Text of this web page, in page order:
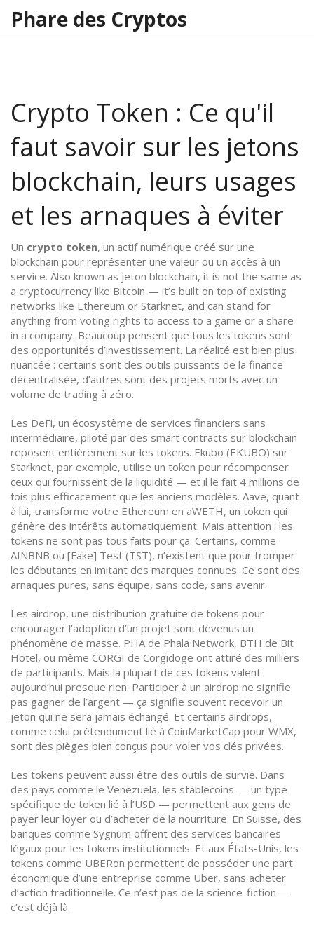
Phare des Cryptos
Crypto Token : Ce qu'il
faut savoir sur les jetons
blockchain, leurs usages
et les arnaques à éviter
Un crypto token, un actif numérique créé sur une
blockchain pour représenter une valeur ou un accès à un
service. Also known as jeton blockchain, it is not the same as
a cryptocurrency like Bitcoin — it’s built on top of existing
networks like Ethereum or Starknet, and can stand for
anything from voting rights to access to a game or a share
in a company. Beaucoup pensent que tous les tokens sont
des opportunités d’investissement. La réalité est bien plus
nuancée : certains sont des outils puissants de la finance
décentralisée, d’autres sont des projets morts avec un
volume de trading à zéro.
Les DeFi, un écosystème de services financiers sans
intermédiaire, piloté par des smart contracts sur blockchain
reposent entièrement sur les tokens. Ekubo (EKUBO) sur
Starknet, par exemple, utilise un token pour récompenser
ceux qui fournissent de la liquidité — et il le fait 4 millions de
fois plus efficacement que les anciens modèles. Aave, quant
à lui, transforme votre Ethereum en aWETH, un token qui
génère des intérêts automatiquement. Mais attention : les
tokens ne sont pas tous faits pour ça. Certains, comme
AINBNB ou [Fake] Test (TST), n’existent que pour tromper
les débutants en imitant des marques connues. Ce sont des
arnaques pures, sans équipe, sans code, sans avenir.
Les airdrop, une distribution gratuite de tokens pour
encourager l’adoption d’un projet sont devenus un
phénomène de masse. PHA de Phala Network, BTH de Bit
Hotel, ou même CORGI de Corgidoge ont attiré des milliers
de participants. Mais la plupart de ces tokens valent
aujourd’hui presque rien. Participer à un airdrop ne signifie
pas gagner de l’argent — ça signifie souvent recevoir un
jeton qui ne sera jamais échangé. Et certains airdrops,
comme celui prétendument lié à CoinMarketCap pour WMX,
sont des pièges bien conçus pour voler vos clés privées.
Les tokens peuvent aussi être des outils de survie. Dans
des pays comme le Venezuela, les stablecoins — un type
spécifique de token lié à l’USD — permettent aux gens de
payer leur loyer ou d’acheter de la nourriture. En Suisse, des
banques comme Sygnum offrent des services bancaires
légaux pour les tokens institutionnels. Et aux États-Unis, les
tokens comme UBERon permettent de posséder une part
économique d’une entreprise comme Uber, sans acheter
d’action traditionnelle. Ce n’est pas de la science-fiction —
c’est déjà là.